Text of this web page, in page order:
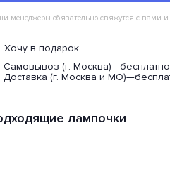
менеджеры обязательно свяжутся с вами и
Хочу в подарок
Самовывоз (г. Москва)—
Доставка (г. Москва и МО)—
лампочки